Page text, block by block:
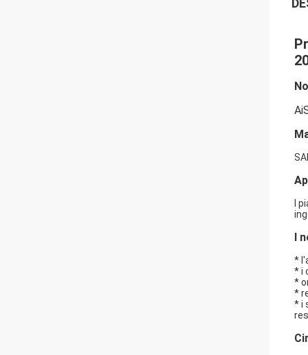
I
I
*
* i
*
*
* i